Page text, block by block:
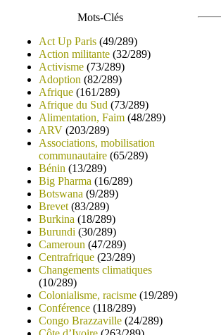
Mots-Clés
Act Up Paris (49/289)
Action militante (32/289)
Activisme (73/289)
Adoption (82/289)
Afrique (161/289)
Afrique du Sud (73/289)
Alimentation, Faim (48/289)
ARV (203/289)
Associations, mobilisation
communautaire (65/289)
Bénin (13/289)
Big Pharma (16/289)
Botswana (9/289)
Brevet (83/289)
Burkina (18/289)
Burundi (30/289)
Cameroun (47/289)
Centrafrique (23/289)
Changements climatiques
(10/289)
Colonialisme, racisme (19/289)
Conférence (118/289)
Congo Brazzaville (24/289)